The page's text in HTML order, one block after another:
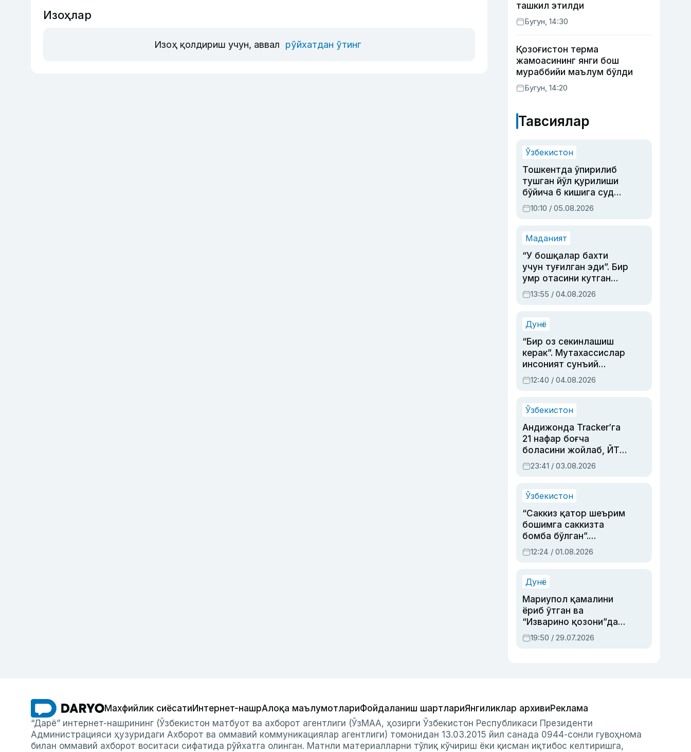
Изоҳлар
Изоҳ қолдириш учун, аввал рўйхатдан ўтинг
ташкил этилди
Бугун, 14:30
Қозоғистон терма
жамоасининг янги бош
мураббийи маълум бўлди
Бугун, 14:20
Тавсиялар
Ўзбекистон
Тошкентда ўпирилиб
тушган йўл қурилиши
бўйича 6 кишига суд
ҳукми ўқилди
10:10 / 05.08.2026
Маданият
“У бошқалар бахти
учун туғилган эди”. Бир
умр отасини кутган
актриса ва дубльяж
устаси Римма
синовларга тўла ҳаёти
13:55 / 04.08.2026
Дунё
“Бир оз секинлашиш
керак”. Мутахассислар
инсоният сунъий
интеллектни бошқара
олмай қолишидан
12:40 / 04.08.2026
Ўзбекистон
Андижонда Tracker’га
21 нафар боғча
боласини жойлаб, ЙТҲ
содир этган аёлга суд
ҳукми ўқилди
23:41 / 03.08.2026
Ўзбекистон
“Саккиз қатор шеърим
бошимга саккизта
бомба бўлган”.
Абдулла Ориповни
сиёсий айбловлардан
12:24 / 01.08.2026
Дунё
Мариупол қамалини
ёриб ўтган ва
“Изварино қозони”дан
чиққан қаҳрамон —
Украина армияси бош
19:50 / 29.07.2026
Махфийлик сиёсатиИнтернет-нашрАлоқа маълумотлариФойдаланиш шартлариЯнгиликлар архивиРеклама
“Дарё” интернет-нашрининг (Ўзбекистон матбуот ва ахборот агентлиги (ЎзМАА, ҳозирги Ўзбекистон Республикаси Президенти
Администрацияси ҳузуридаги Ахборот ва оммавий коммуникациялар агентлиги) томонидан 13.03.2015 йил санада 0944-сонли гувоҳнома
билан оммавий ахборот воситаси сифатида рўйхатга олинган. Матнли материалларни тўлиқ кўчириш ёки қисман иқтибос келтиришга,